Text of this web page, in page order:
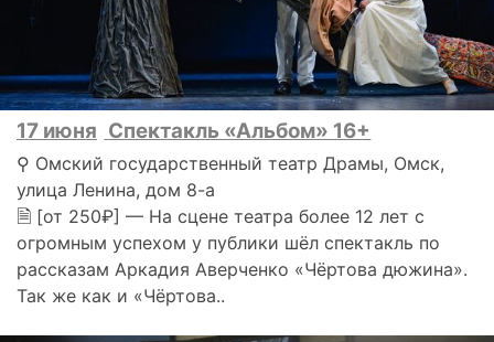
17 июня Спектакль «Альбом» 16+
⚲ Омский государственный театр Драмы, Омск,
улица Ленина, дом 8-а
🗎 [от 250₽] — На сцене театра более 12 лет с
огромным успехом у публики шёл спектакль по
рассказам Аркадия Аверченко «Чёртова дюжина».
Так же как и «Чёртова..